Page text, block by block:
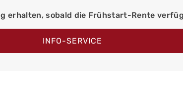
erhalten, sobald die Frühstart-Rente
INFO-SERVICE